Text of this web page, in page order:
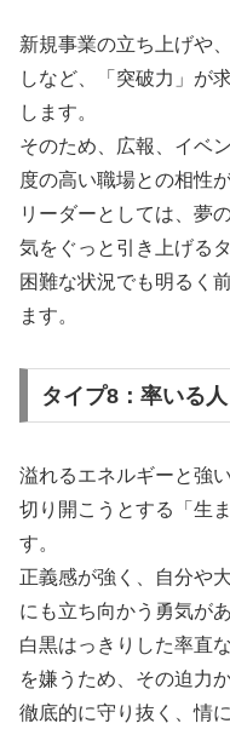
新規事業の立ち上げや
しなど、「突破力」が
します。
そのため、広報、イベ
度の高い職場との相性
リーダーとしては、夢
気をぐっと引き上げるタ
困難な状況でも明るく
ます。
タイプ8：率いる人
溢れるエネルギーと強
切り開こうとする「生
す。
正義感が強く、自分や
にも立ち向かう勇気があ
白黒はっきりした率直
を嫌うため、その迫力
徹底的に守り抜く、情